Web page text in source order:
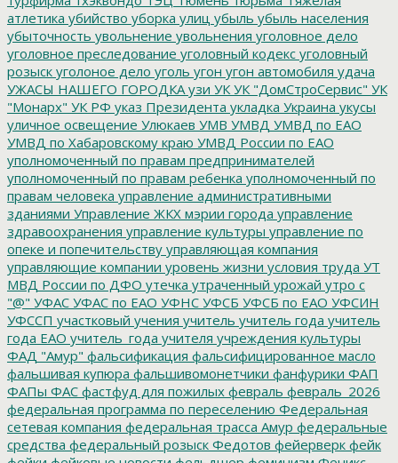
атлетика убийство уборка улиц убыль убыль населения
убыточность увольнение увольнения уголовное дело
уголовное преследование уголовный кодекс уголовный
розыск уголоное дело уголь угон угон автомобиля удача
УЖАСЫ НАШЕГО ГОРОДКА узи УК УК "ДомСтроСервис" УК
"Монарх" УК РФ указ Президента укладка Украина укусы
уличное освещение Улюкаев УМВ УМВД УМВД по ЕАО
УМВД по Хабаровскому краю УМВД России по ЕАО
уполномоченный по правам предпринимателей
уполномоченный по правам ребенка уполномоченный по
правам человека управление административными
зданиями Управление ЖКХ мэрии города управление
здравоохранения управление культуры управление по
опеке и попечительству управляющая компания
управляющие компании уровень жизни условия труда УТ
МВД России по ДФО утечка утраченный урожай утро с
"@" УФАС УФАС по ЕАО УФНС УФСБ УФСБ по ЕАО УФСИН
УФССП участковый учения учитель учитель года учитель
года ЕАО учитель_года учителя учреждения культуры
ФАД "Амур" фальсификация фальсифицированное масло
фальшивая купюра фальшивомонетчики фанфурики ФАП
ФАПы ФАС фастфуд для пожилых февраль февраль_2026
федеральная программа по переселению Федеральная
сетевая компания федеральная трасса Амур федеральные
средства федеральный розыск Федотов фейерверк фейк